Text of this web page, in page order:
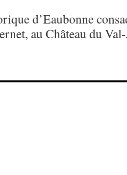
d’Eaubonne
au Château du